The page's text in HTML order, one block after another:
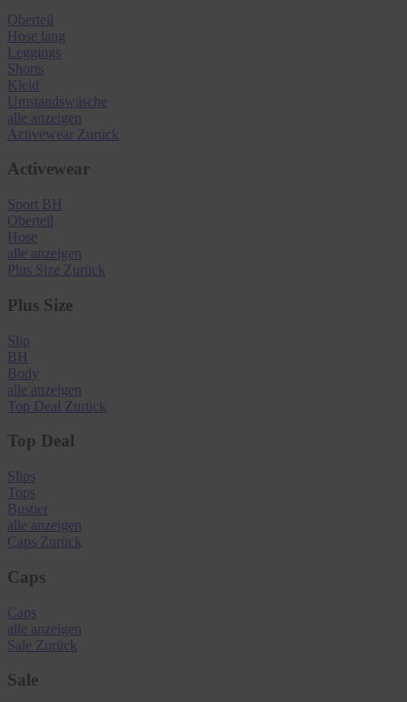
Oberteil
Hose lang
Leggings
Shorts
Kleid
Umstandswäsche
alle anzeigen
Activewear Zurück
Activewear
Sport BH
Oberteil
Hose
alle anzeigen
Plus Size Zurück
Plus Size
Slip
BH
Body
alle anzeigen
Top Deal Zurück
Top Deal
Slips
Tops
Bustier
alle anzeigen
Caps Zurück
Caps
Caps
alle anzeigen
Sale Zurück
Sale